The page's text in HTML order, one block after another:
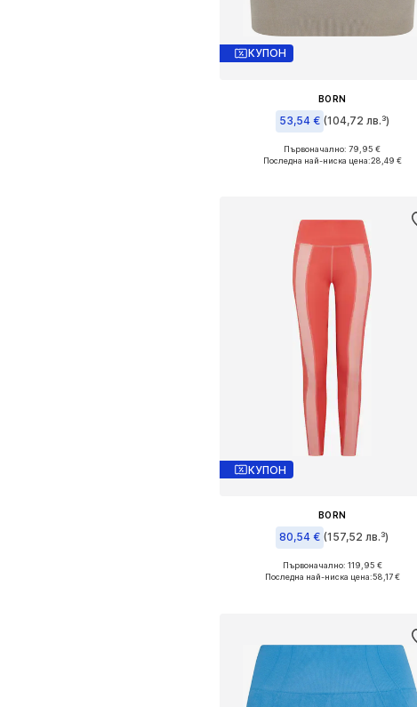
КУПОН
BORN
53,54 € (104,72 лв.³)
Налични размери: L
Първоначално: 79,95 €
Последна най-ниска цена:28,49 €
КУПОН
BORN
80,54 € (157,52 лв.³)
Налични размери: L
Първоначално: 119,95 €
Последна най-ниска цена:58,17 €